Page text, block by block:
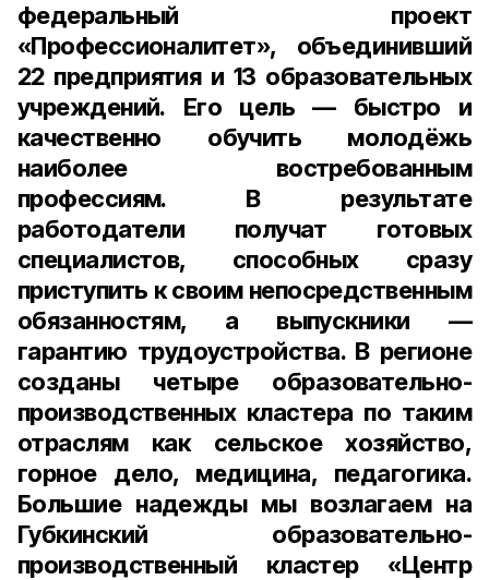
федеральный проект
«Профессионалитет», объединивший
22 предприятия и 13 образовательных
учреждений. Его цель — быстро и
качественно обучить молодёжь
наиболее востребованным
профессиям. В результате
работодатели получат готовых
специалистов, способных сразу
приступить к своим непосредственным
обязанностям, а выпускники —
гарантию трудоустройства. В регионе
созданы четыре образовательно-
производственных кластера по таким
отраслям как сельское хозяйство,
горное дело, медицина, педагогика.
Большие надежды мы возлагаем на
Губкинский образовательно-
производственный кластер «Центр